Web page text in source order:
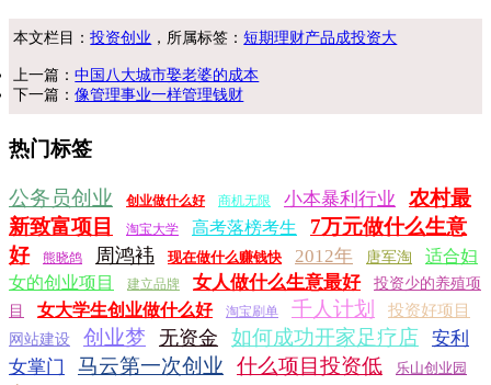
本文栏目：投资创业 ，所属标签：短期理财产品成投资大
上一篇：中国八大城市娶老婆的成本
下一篇：像管理事业一样管理钱财
热门标签
公务员创业 创业做什么好 商机无限 小本暴利行业
农村最
新致富项目
淘宝大学 高考落榜考生
7万元做什么生意
好
熊晓鸽 周鸿袆 现在做什么赚钱快 2012年 唐军淘
适合妇
女的创业项目
建立品牌 女人做什么生意最好
投资少的养殖项
目
女大学生创业做什么好 淘宝刷单 千人计划 投资好项目
网站建设 创业梦 无资金 如何成功开家足疗店
安利
女掌门
马云第一次创业 什么项目投资低 乐山创业园